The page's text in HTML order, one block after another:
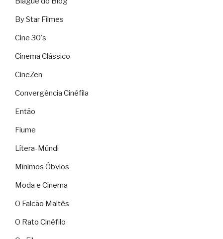
By Star Filmes
Cine 30's
Cinema Clássico
CineZen
Convergência Cinéfila
Então
Fiume
Lítera-Múndi
Mínimos Óbvios
Moda e Cinema
O Falcão Maltês
O Rato Cinéfilo